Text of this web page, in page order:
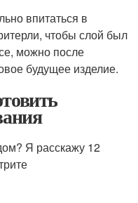
впитаться в
чтобы слой был
можно после
будущее изделие.
Я расскажу 12